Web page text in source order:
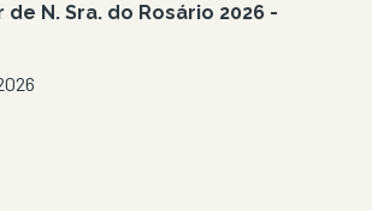
N. Sra. do Rosário 2026 -